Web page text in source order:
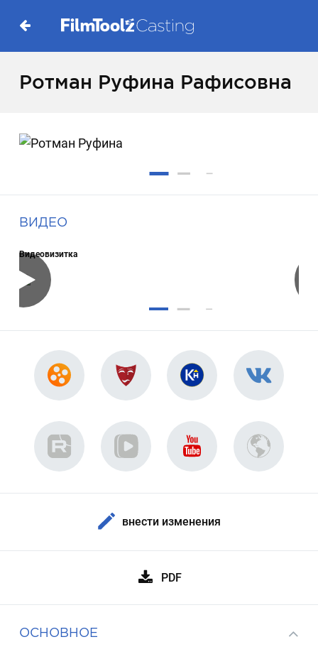
Ротман Руфина Рафисовна
ВИДЕО
Видеовизитка
внести изменения
PDF
ОСНОВНОЕ